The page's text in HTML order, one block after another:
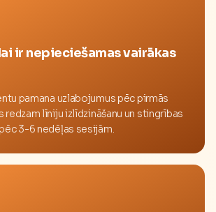
ir nepieciešamas vairākas
pamana uzlabojumus pēc pirmās
redzam līniju izlīdzināšanu un stingrības
3-6 nedēļas sesijām.